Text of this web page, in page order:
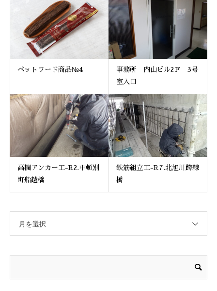
ペットフード商品№4
事務所 内山ビル2Ｆ 3号
室入口
高欄アンカー工-R2.中頓別
町船越橋
鉄筋組立工-R7.北旭川跨線
橋
月を選択